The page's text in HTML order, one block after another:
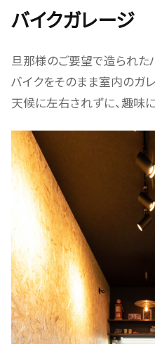
バイクガレージ
旦那様のご要望で造られた
バイクをそのまま室内のガ
天候に左右されずに、趣味